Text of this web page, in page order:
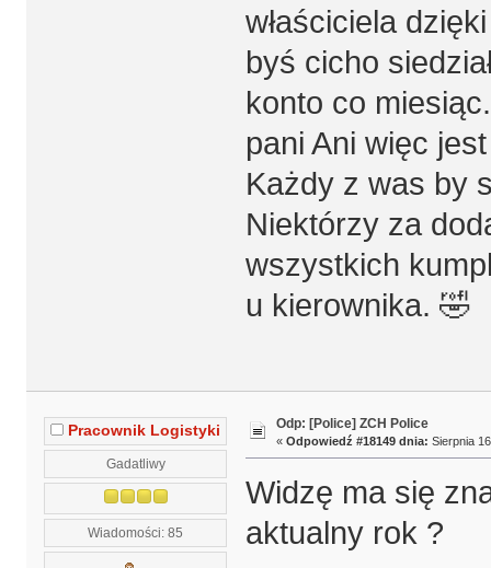
właściciela
byś cicho
konto co
pani Ani więc
Każdy z was by
Niektórzy za
wszystkich
u kierownika. 🤣
Pracownik Logistyki
Gadatliwy
Wiadomości: 85
Odp: [Police] ZCH Police
« Odpowiedź #18149 dnia: Sierpnia
Widzę ma się
aktualny rok ?